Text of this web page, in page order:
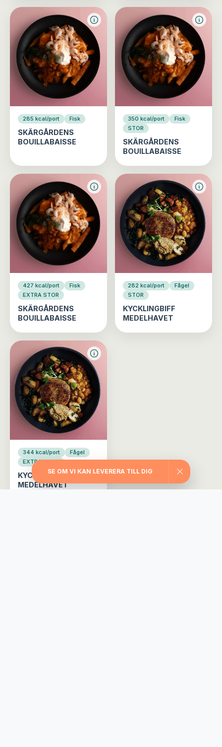
285 kcal/port Fisk
SKÄRGÅRDENS
BOUILLABAISSE
350 kcal/port
Fisk
STOR
SKÄRGÅRDENS
BOUILLABAISSE
427 kcal/port
Fisk
EXTRA STOR
SKÄRGÅRDENS
BOUILLABAISSE
282 kcal/port
Fågel
STOR
KYCKLINGBIFF
MEDELHAVET
344 kcal/port
Fågel
EXTRA STOR
KYCKLINGBIFF
MEDELHAVET
SE OM VI KAN LEVERERA TILL DIG